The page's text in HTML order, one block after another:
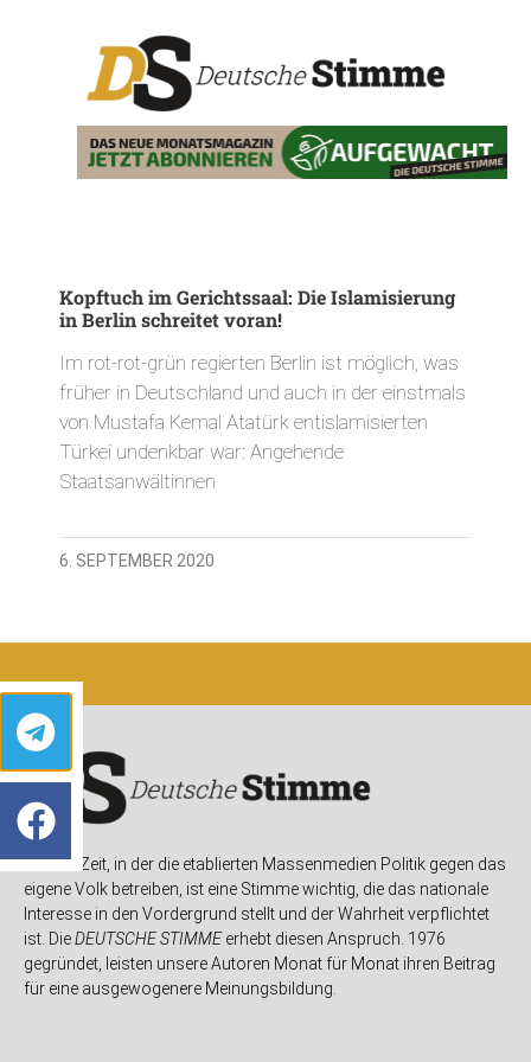
Kopftuch im Gerichtssaal: Die Islamisierung
in Berlin schreitet voran!
Im rot-rot-grün regierten Berlin ist möglich, was
früher in Deutschland und auch in der einstmals
von Mustafa Kemal Atatürk entislamisierten
Türkei undenkbar war: Angehende
Staatsanwältinnen
6. SEPTEMBER 2020
In einer Zeit, in der die etablierten Massenmedien Politik gegen das
eigene Volk betreiben, ist eine Stimme wichtig, die das nationale
Interesse in den Vordergrund stellt und der Wahrheit verpflichtet
ist. DieDEUTSCHE STIMMEerhebt diesen Anspruch. 1976
gegründet, leisten unsere Autoren Monat für Monat ihren Beitrag
für eine ausgewogenere Meinungsbildung.